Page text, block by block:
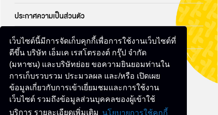
เว็บไซต์นี้มีการจัดเก็บคุกกี้เพื่อการใช้งานเว็บไซต์ที่
ดีขึ้น บริษัท เอ็มเค เรสโตรองต์ กรุ๊ป จำกัด
(มหาชน) และบริษัทย่อย ขอความยินยอมท่านใน
การเก็บรวบรวม ประมวลผล และ/หรือ เปิดเผย
ข้อมูลเกี่ยวกับการเข้าเยี่ยมชมและการใช้งาน
เว็บไซต์ รวมถึงข้อมูลส่วนบุคคลของผู้เข้าใช้
บริการ รายละเอียดเพิ่มเติม นโยบายการใช้คุกกี้
ประกาศความเป็นส่วนตัว
นโยบายคุ้กกี้
แบบฟอร์มการขอใช้สิทธิของเจ้าของข้อมูลส่วนบุคคล
ติดตามเราที่นี่